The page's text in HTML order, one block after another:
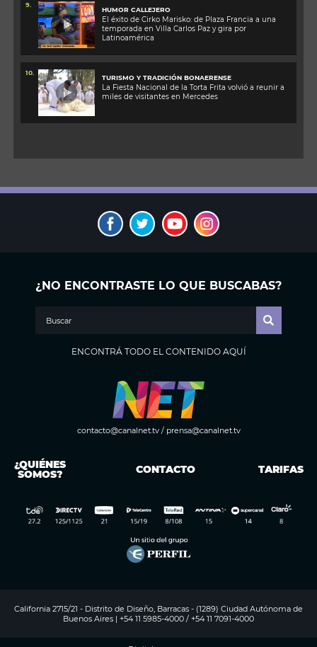
9.
HUMOR CALLEJERO
El éxito de Cirko Marisko: de Plaza Francia a una
temporada en Villa Carlos Paz y gira por
Latinoamérica
10.
TURISMO Y TRADICIÓN BONAERENSE
La Fiesta Nacional de la Torta Frita volvió a reunir a
miles de visitantes en Mercedes
¿NO ENCONTRASTE LO QUE BUSCABAS?
ENCONTRÁ TODO EL CONTENIDO AQUÍ
contacto@canalnet.tv/ prensa@canalnet.tv
¿QUIÉNES
SOMOS? CONTACTO TARIFAS
California 2715/21 - Distrito de Diseño, Barracas - (1289) Ciudad Autónoma de
Buenos Aires | +54 11 5985-4000 / +54 11 7091-4000